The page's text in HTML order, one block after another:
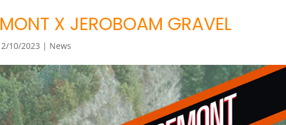
X JEROBOAM GRAVEL
10/2023 | News